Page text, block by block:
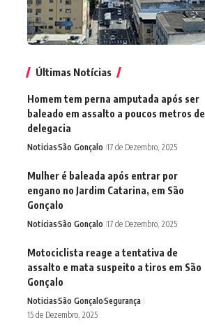
Últimas Notícias
Homem tem perna amputada após ser
baleado em assalto a poucos metros de
delegacia
NoticiasSão Gonçalo 17 de Dezembro, 2025
Mulher é baleada após entrar por
engano no Jardim Catarina, em São
Gonçalo
NoticiasSão Gonçalo 17 de Dezembro, 2025
Motociclista reage a tentativa de
assalto e mata suspeito a tiros em São
Gonçalo
NoticiasSão GonçaloSegurança
15 de Dezembro, 2025